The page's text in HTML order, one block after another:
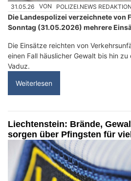
31.05.26 VON POLIZEI.NEWS REDAKTION
Die Landespolizei verzeichnete von
Sonntag (31.05.2026) mehrere
Die Einsätze reichten von
einen Fall häuslicher Gewalt bis hin
Vaduz.
Weiterlesen
Liechtenstein: Brände,
sorgen über Pfingsten für